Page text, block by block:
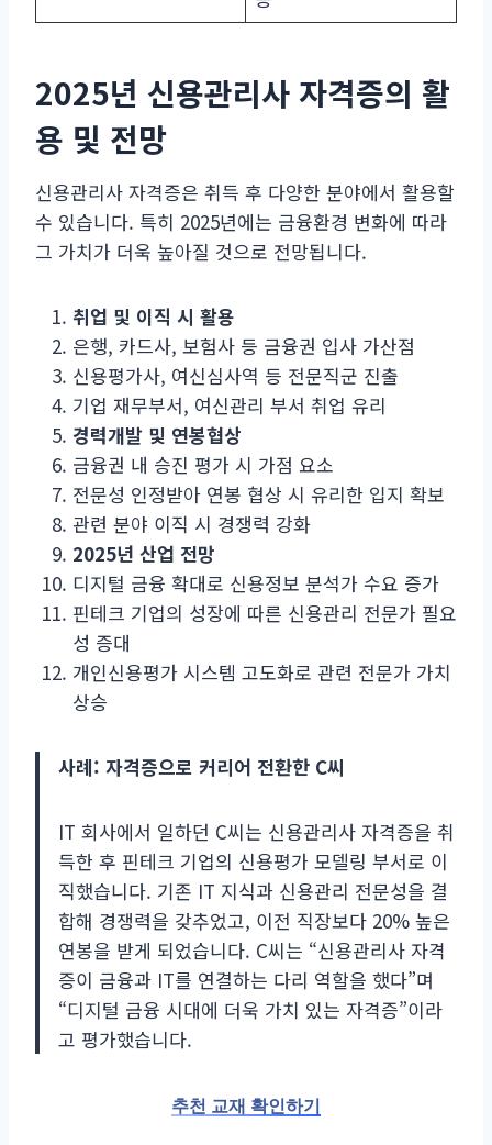
2025년 신용관리사 자격증의 활
용 및 전망
신용관리사 자격증은 취득 후 다양한 분야에서 활용할
수 있습니다. 특히 2025년에는 금융환경 변화에 따라
그 가치가 더욱 높아질 것으로 전망됩니다.
취업 및 이직 시 활용
은행, 카드사, 보험사 등 금융권 입사 가산점
신용평가사, 여신심사역 등 전문직군 진출
기업 재무부서, 여신관리 부서 취업 유리
경력개발 및 연봉협상
금융권 내 승진 평가 시 가점 요소
전문성 인정받아 연봉 협상 시 유리한 입지 확보
관련 분야 이직 시 경쟁력 강화
2025년 산업 전망
디지털 금융 확대로 신용정보 분석가 수요 증가
핀테크 기업의 성장에 따른 신용관리 전문가 필요
성 증대
개인신용평가 시스템 고도화로 관련 전문가 가치
상승
사례: 자격증으로 커리어 전환한 C씨
IT 회사에서 일하던 C씨는 신용관리사 자격증을 취
득한 후 핀테크 기업의 신용평가 모델링 부서로 이
직했습니다. 기존 IT 지식과 신용관리 전문성을 결
합해 경쟁력을 갖추었고, 이전 직장보다 20% 높은
연봉을 받게 되었습니다. C씨는 “신용관리사 자격
증이 금융과 IT를 연결하는 다리 역할을 했다”며
“디지털 금융 시대에 더욱 가치 있는 자격증”이라
고 평가했습니다.
추천 교재 확인하기